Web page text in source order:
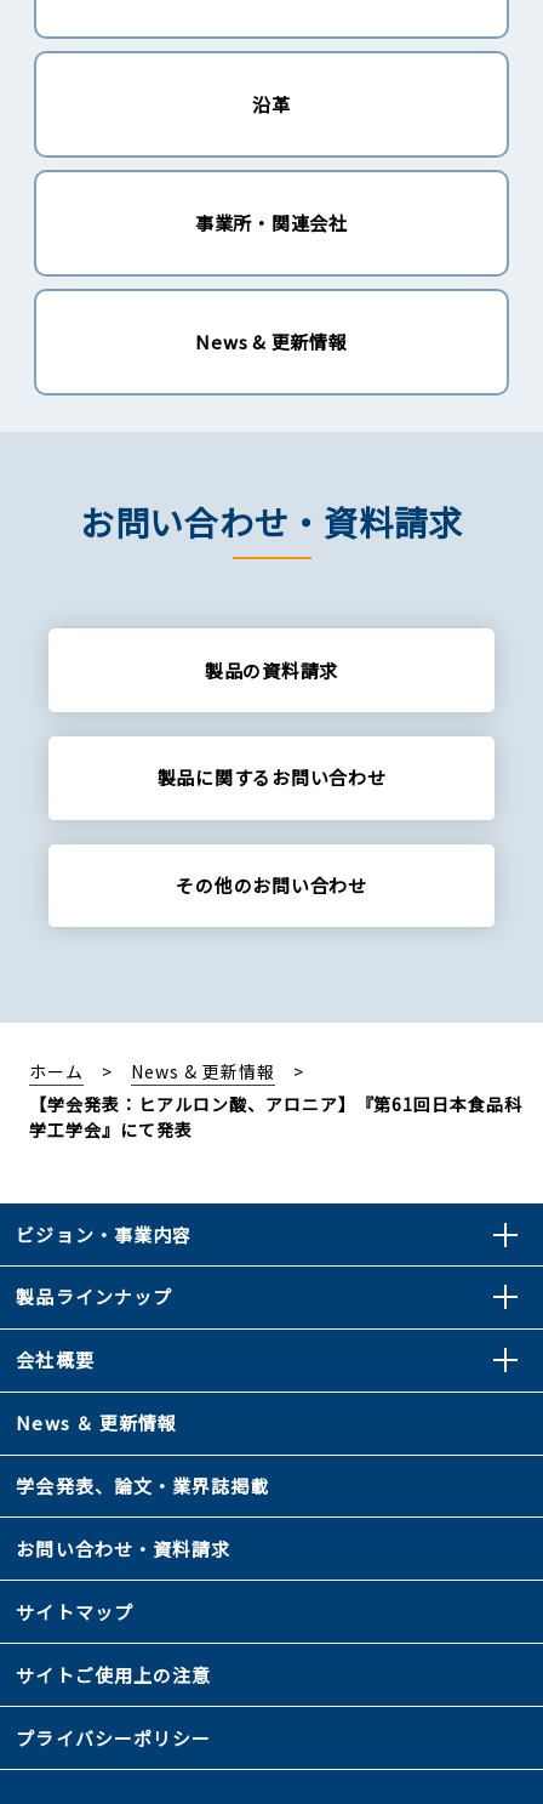
沿革
事業所・関連会社
News & 更新情報
お問い合わせ・資料請求
製品の資料請求
製品に関するお問い合わせ
その他のお問い合わせ
ホーム
News & 更新情報
【学会発表：ヒアルロン酸、アロニア】『第61回日本食品科
学工学会』にて発表
ビジョン・事業内容
製品ラインナップ
会社概要
News ＆ 更新情報
学会発表、論文・業界誌掲載
お問い合わせ・資料請求
サイトマップ
サイトご使用上の注意
プライバシーポリシー